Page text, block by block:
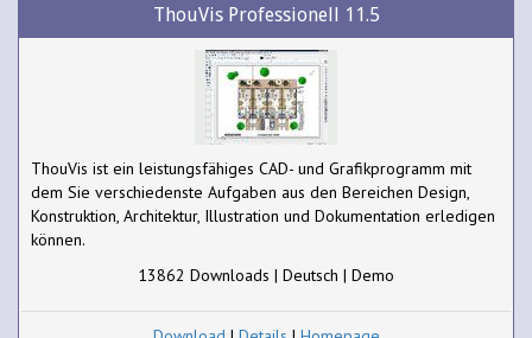
ThouVis Professionell 11.5
ThouVis ist ein leistungsfähiges CAD- und Grafikprogramm mit
dem Sie verschiedenste Aufgaben aus den Bereichen Design,
Konstruktion, Architektur, Illustration und Dokumentation erledigen
können.
13862 Downloads | Deutsch | Demo